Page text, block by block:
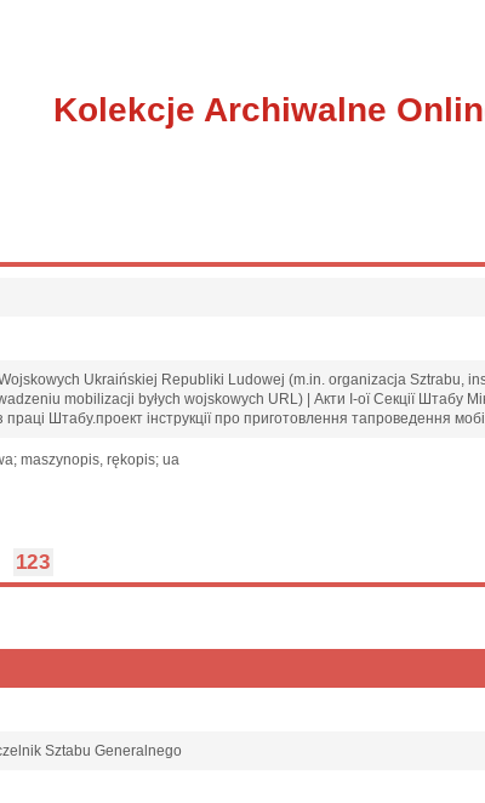
Kolekcje Archiwalne
Ukraińskiej Republiki Ludowej (m.in. organizacja Sztrabu,
mobilizacji byłych wojskowych URL) | Акти І-ої Секції Штабу
праці Штабу.проект інструкції про приготовлення тапроведення
maszynopis, rękopis; ua
123
Sztabu Generalnego